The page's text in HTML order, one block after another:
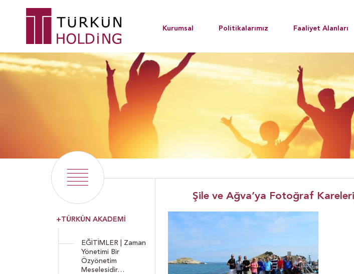
Kurumsal Politikalarımız Faaliyet Alanları
+TÜRKÜN AKADEMİ
EĞİTİMLER | Zaman
Yönetimi Bir
Özyönetim
Meselesidir…
Şile ve Ağva’ya Fotoğraf